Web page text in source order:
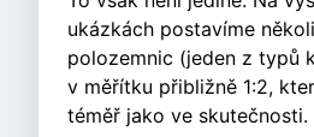
ukázkách postavíme
polozemnic (jeden z typů
v měřítku přibližně 1:2,
téměř jako ve skutečnosti.